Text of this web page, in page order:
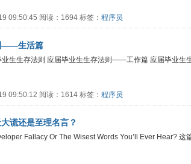
09:50:45 阅读：1694 标签： 程序员
——生活篇
业生生存法则 应届毕业生生存法则——工作篇 应届毕业
09:50:12 阅读：1614 标签： 程序员
谎还是至理名言？
Fallacy Or The Wisest Words You’ll Ever Hear? 这